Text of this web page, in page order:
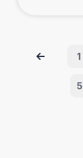
1